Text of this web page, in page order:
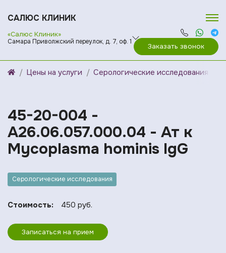
САЛЮС КЛИНИК
«Салюс Клиник»
Самара Приволжский переулок, д. 7, оф. 1
Заказать звонок
Цены на услуги Серологические исследования
45-20-004 -
A26.06.057.000.04 - Ат к
Mycoplasma hominis IgG
Серологические исследования
Стоимость: 450 руб.
Записаться на прием